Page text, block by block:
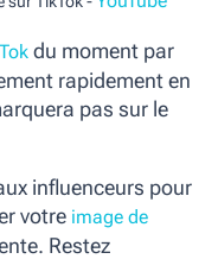
du moment par
rapidement en
pas sur le
influenceurs pour
votre image de
Restez